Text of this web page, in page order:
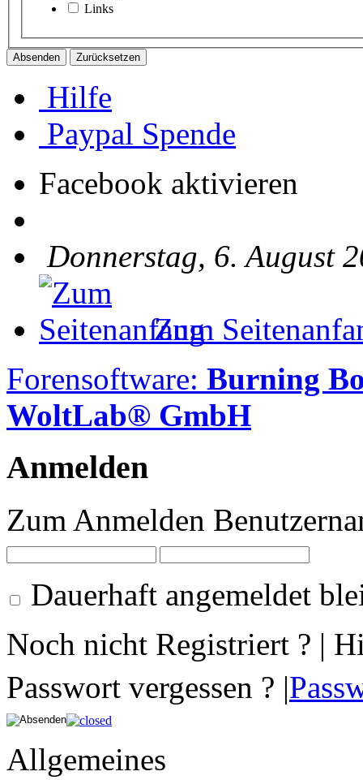
Links
Hilfe
Paypal Spende
Facebook aktivieren
Donnerstag, 6. August
Zum
Forensoftware: Burning
WoltLab® GmbH
Anmelden
Zum Anmelden
Dauerhaft angemeldet
Noch nicht Registriert ? |
Passwort vergessen ? |
Allgemeines